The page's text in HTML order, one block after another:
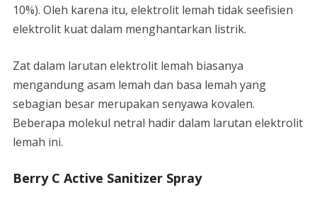
10%). Oleh karena itu, elektrolit lemah tidak seefisien
elektrolit kuat dalam menghantarkan listrik.
Zat dalam larutan elektrolit lemah biasanya
mengandung asam lemah dan basa lemah yang
sebagian besar merupakan senyawa kovalen.
Beberapa molekul netral hadir dalam larutan elektrolit
lemah ini.
Berry C Active Sanitizer Spray